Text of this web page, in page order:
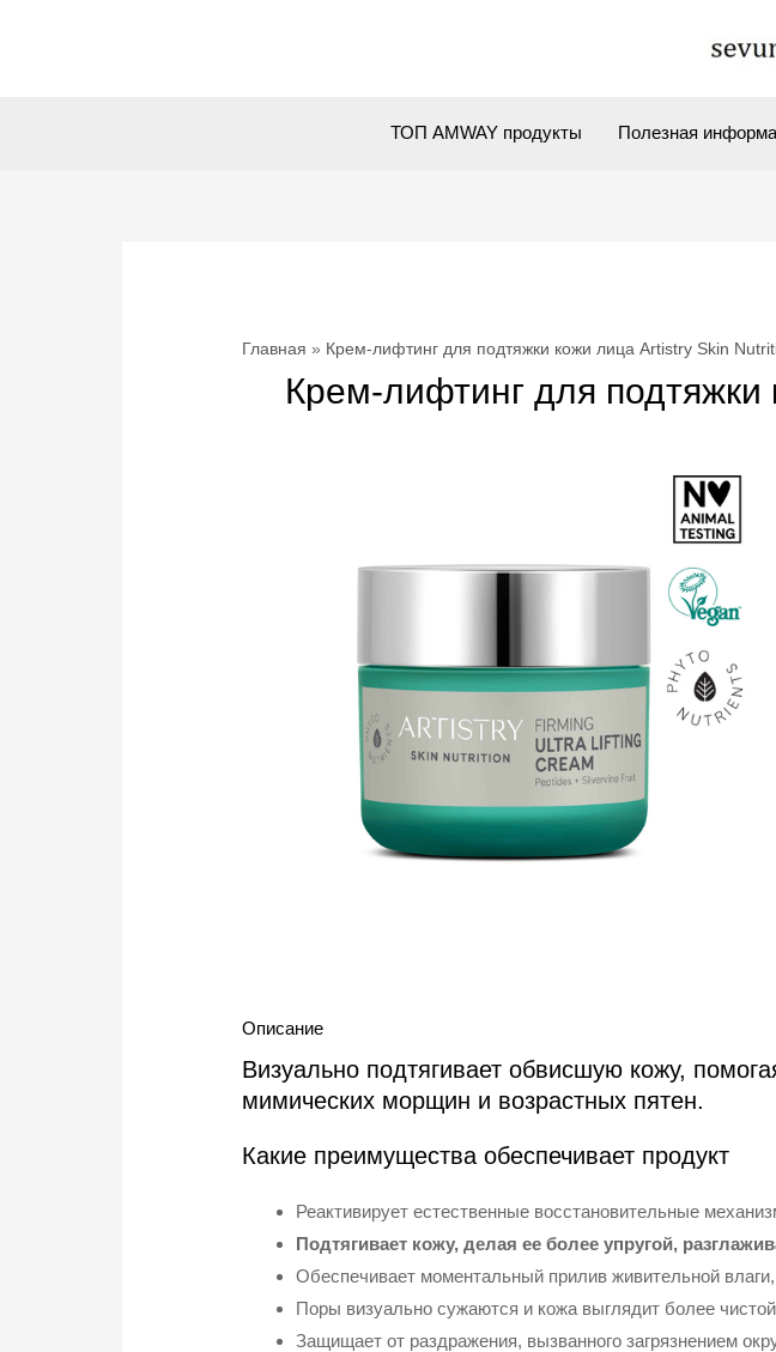
ТОП AMWAY продукты Полезная
Главная Крем-лифтинг для подтяжки кожи лица Artistry Skin
Крем-лифтинг для
Описание
Визуально подтягивает обвисшую кожу,
мимических морщин и возрастных пятен.
Какие преимущества обеспечивает продукт
Реактивирует естественные восстановительные
Подтягивает кожу, делая ее более упругой,
Обеспечивает моментальный прилив живительной
Поры визуально сужаются и кожа выглядит более
Защищает от раздражения, вызванного загрязнением